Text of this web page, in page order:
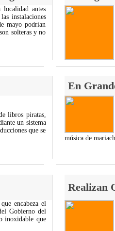
antes
instalaciones
mayo podrían
solteras y no
En
libros piratas,
un sistema
que se
música de
Realizan
encabeza el
Gobierno del
inoxidable que